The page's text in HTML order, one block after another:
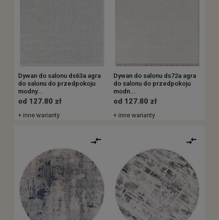
Dywan do salonu ds63a agra
do salonu do przedpokoju
modny...
od 127.80 zł
+ inne warianty
Dywan do salonu ds72a agra
do salonu do przedpokoju
modn...
od 127.80 zł
+ inne warianty